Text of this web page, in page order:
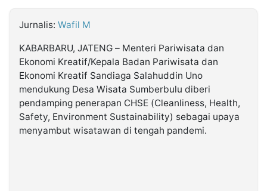
Kabarbaru.co
2026
Kabarbaru
Media
Holding
Jurnalis: Wafil M
KABARBARU, JATENG – Menteri Pariwisata dan
Ekonomi Kreatif/Kepala Badan Pariwisata dan
Ekonomi Kreatif Sandiaga Salahuddin Uno
mendukung Desa Wisata Sumberbulu diberi
pendamping penerapan CHSE (Cleanliness, Health,
Safety, Environment Sustainability) sebagai upaya
menyambut wisatawan di tengah pandemi.